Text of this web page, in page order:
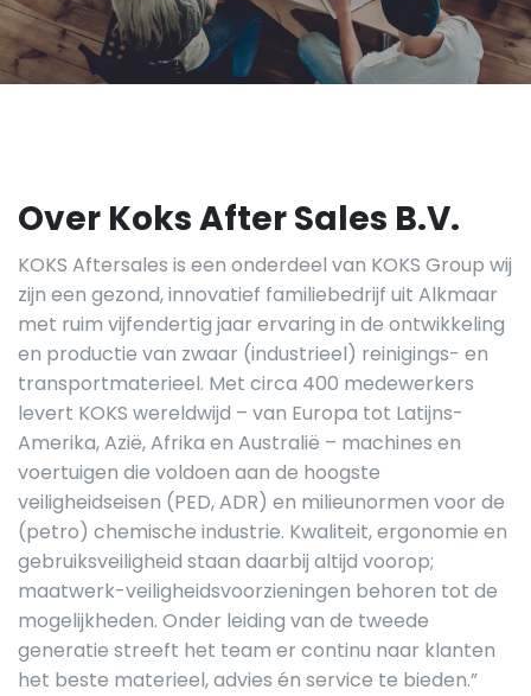
Over Koks After Sales B.V.
KOKS Aftersales is een onderdeel van KOKS Group wij
zijn een gezond, innovatief familiebedrijf uit Alkmaar
met ruim vijfendertig jaar ervaring in de ontwikkeling
en productie van zwaar (industrieel) reinigings- en
transportmaterieel. Met circa 400 medewerkers
levert KOKS wereldwijd – van Europa tot Latijns-
Amerika, Azië, Afrika en Australië – machines en
voertuigen die voldoen aan de hoogste
veiligheidseisen (PED, ADR) en milieunormen voor de
(petro) chemische industrie. Kwaliteit, ergonomie en
gebruiksveiligheid staan daarbij altijd voorop;
maatwerk-veiligheidsvoorzieningen behoren tot de
mogelijkheden. Onder leiding van de tweede
generatie streeft het team er continu naar klanten
het beste materieel, advies én service te bieden.”